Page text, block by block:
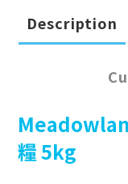
Description
糧 5kg